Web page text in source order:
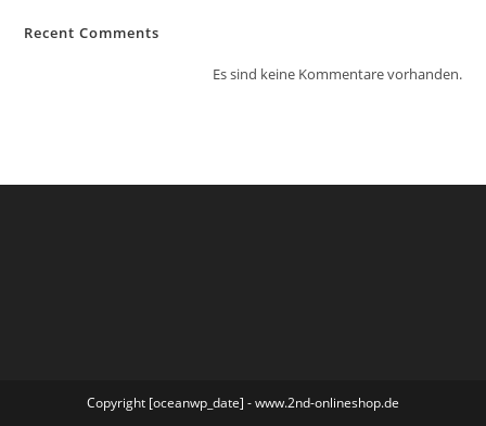
Recent Comments
Es sind keine Kommentare vorhanden.
Copyright [oceanwp_date] - www.2nd-onlineshop.de